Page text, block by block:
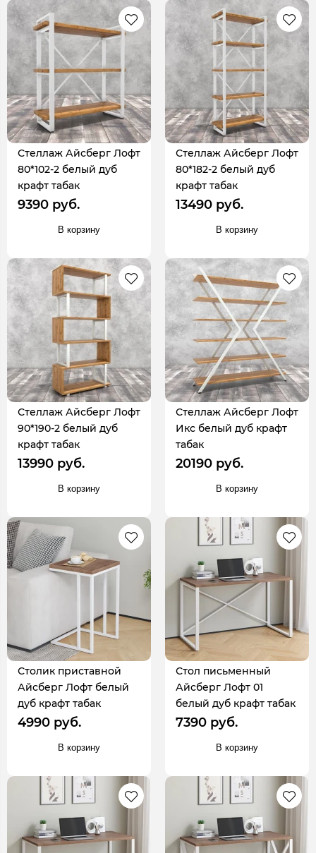
Стеллаж Айсберг Лофт
80*102-2 белый дуб
крафт табак
9390 руб.
В корзину
Стеллаж Айсберг Лофт
80*182-2 белый дуб
крафт табак
13490 руб.
В корзину
Стеллаж Айсберг Лофт
90*190-2 белый дуб
крафт табак
13990 руб.
В корзину
Стеллаж Айсберг Лофт
Икс белый дуб крафт
табак
20190 руб.
В корзину
Столик приставной
Айсберг Лофт белый
дуб крафт табак
4990 руб.
В корзину
Стол письменный
Айсберг Лофт 01
белый дуб крафт табак
7390 руб.
В корзину